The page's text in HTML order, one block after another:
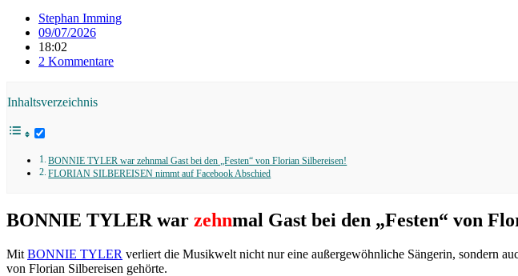
Stephan Imming
09/07/2026
18:02
2 Kommentare
Inhaltsverzeichnis
BONNIE TYLER war zehnmal Gast bei den „Festen“ von Florian Silbereisen!
FLORIAN SILBEREISEN nimmt auf Facebook Abschied
BONNIE TYLER war zehnmal Gast bei den „Festen“ von
Mit BONNIE TYLER verliert die Musikwelt nicht nur eine außergewöhnliche Sängerin, sondern
von Florian Silbereisen gehörte.